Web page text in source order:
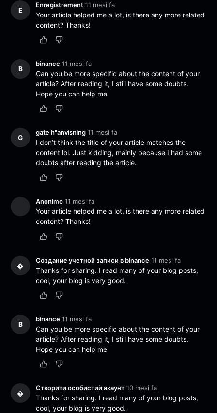
E
Enregistrement 11 mesi fa
Your article helped me a lot, is there any more related
content? Thanks!
B
binance 11 mesi fa
Can you be more specific about the content of your
article? After reading it, I still have some doubts.
Hope you can help me.
G
gate h"anvisning 11 mesi fa
I don’t think the title of your article matches the
content lol. Just kidding, mainly because I had some
doubts after reading the article.
Anonimo 11 mesi fa
Your article helped me a lot, is there any more related
content? Thanks!
�
Создание учетной записи в binance 11 mesi fa
Thanks for sharing. I read many of your blog posts,
cool, your blog is very good.
B
binance 11 mesi fa
Can you be more specific about the content of your
article? After reading it, I still have some doubts.
Hope you can help me.
�
Створити особистий акаунт 10 mesi fa
Thanks for sharing. I read many of your blog posts,
cool, your blog is very good.